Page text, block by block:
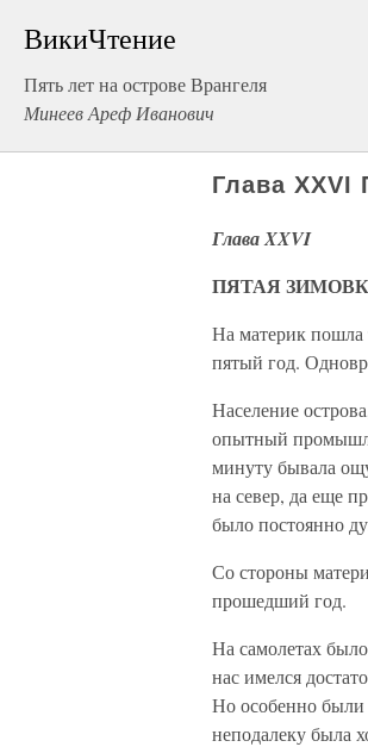
ВикиЧтение
Пять лет на острове Врангеля
Минеев Ареф Иванович
Глава
Глава XXVI
ПЯТАЯ
На материк пошла
пятый год.
Население
опытный
минуту бывала
на север, да еще
было постоянно
Со стороны
прошедший год.
На самолетах
нас имелся
Но особенно были
неподалеку была